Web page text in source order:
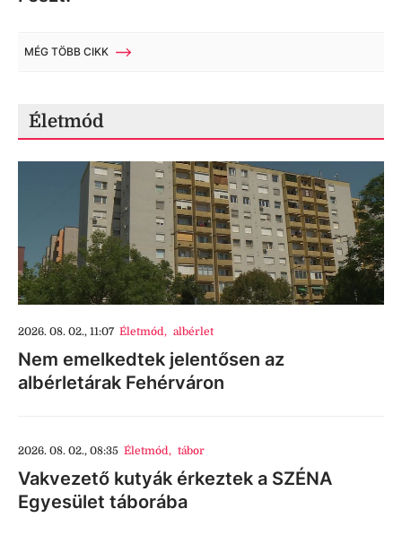
MÉG TÖBB CIKK
Életmód
2026. 08. 02., 11:07 Életmód, albérlet
Nem emelkedtek jelentősen az
albérletárak Fehérváron
2026. 08. 02., 08:35 Életmód, tábor
Vakvezető kutyák érkeztek a SZÉNA
Egyesület táborába